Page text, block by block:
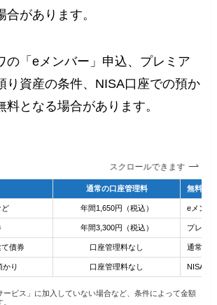
があります。
の「eメンバー」申込、プレミア
り資産の条件、NISA口座での預か
料となる場合があります。
スクロールできます
通常の口座管理料 無料に
ど 年間1,650円（税込） eメンバ
年間3,300円（税込） プレミ
債券 口座管理料なし 通常不
かり 口座管理料なし NISA口
ビス」に加入していない場合など、条件によって金額